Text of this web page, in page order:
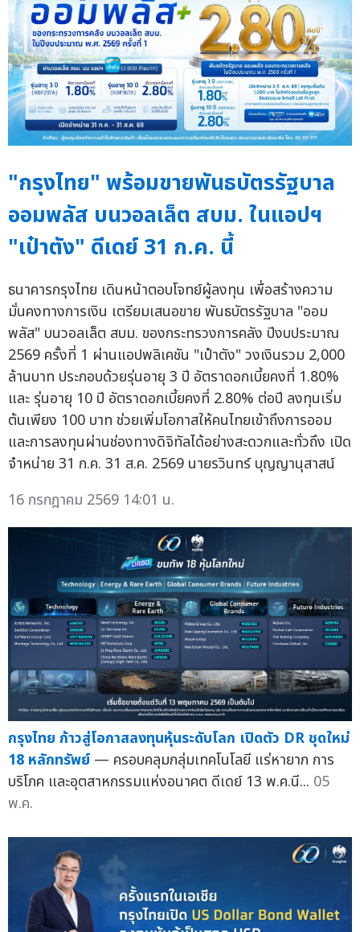
"กรุงไทย" พร้อมขายพันธบัตรรัฐบาล
ออมพลัส บนวอลเล็ต สบม. ในแอปฯ
"เป๋าตัง" ดีเดย์ 31 ก.ค. นี้
ธนาคารกรุงไทย เดินหน้าตอบโจทย์ผู้ลงทุน เพื่อสร้างความ
มั่นคงทางการเงิน เตรียมเสนอขาย พันธบัตรรัฐบาล "ออม
พลัส" บนวอลเล็ต สบม. ของกระทรวงการคลัง ปีงบประมาณ
2569 ครั้งที่ 1 ผ่านแอปพลิเคชัน "เป๋าตัง" วงเงินรวม 2,000
ล้านบาท ประกอบด้วยรุ่นอายุ 3 ปี อัตราดอกเบี้ยคงที่ 1.80%
และ รุ่นอายุ 10 ปี อัตราดอกเบี้ยคงที่ 2.80% ต่อปี ลงทุนเริ่ม
ต้นเพียง 100 บาท ช่วยเพิ่มโอกาสให้คนไทยเข้าถึงการออม
และการลงทุนผ่านช่องทางดิจิทัลได้อย่างสะดวกและทั่วถึง เปิด
จำหน่าย 31 ก.ค. 31 ส.ค. 2569 นายรวินทร์ บุญญานุสาสน์
16 กรกฎาคม 2569 14:01 น.
กรุงไทย ก้าวสู่โอกาสลงทุนหุ้นระดับโลก เปิดตัว DR ชุดใหม่
18 หลักทรัพย์ — ครอบคลุมกลุ่มเทคโนโลยี แร่หายาก การ
บริโภค และอุตสาหกรรมแห่งอนาคต ดีเดย์ 13 พ.ค.นี... 05
พ.ค.